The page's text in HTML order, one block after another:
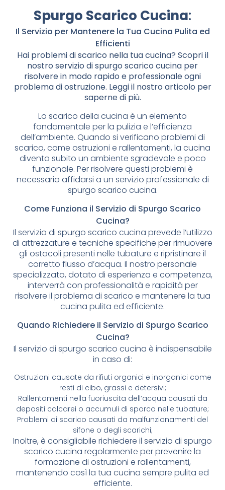
Spurgo Scarico Cucina:
Il Servizio per Mantenere la Tua Cucina Pulita ed
Efficienti
Hai problemi di scarico nella tua cucina? Scopri il
nostro servizio di spurgo scarico cucina per
risolvere in modo rapido e professionale ogni
problema di ostruzione. Leggi il nostro articolo per
saperne di più.
Lo scarico della cucina è un elemento
fondamentale per la pulizia e l’efficienza
dell’ambiente. Quando si verificano problemi di
scarico, come ostruzioni e rallentamenti, la cucina
diventa subito un ambiente sgradevole e poco
funzionale. Per risolvere questi problemi è
necessario affidarsi a un servizio professionale di
spurgo scarico cucina.
Come Funziona il Servizio di Spurgo Scarico
Cucina?
Il servizio di spurgo scarico cucina prevede l’utilizzo
di attrezzature e tecniche specifiche per rimuovere
gli ostacoli presenti nelle tubature e ripristinare il
corretto flusso d’acqua. Il nostro personale
specializzato, dotato di esperienza e competenza,
interverrà con professionalità e rapidità per
risolvere il problema di scarico e mantenere la tua
cucina pulita ed efficiente.
Quando Richiedere il Servizio di Spurgo Scarico
Cucina?
Il servizio di spurgo scarico cucina è indispensabile
in caso di:
Ostruzioni causate da rifiuti organici e inorganici come
resti di cibo, grassi e detersivi;
Rallentamenti nella fuoriuscita dell’acqua causati da
depositi calcarei o accumuli di sporco nelle tubature;
Problemi di scarico causati da malfunzionamenti del
sifone o degli scarichi;
Inoltre, è consigliabile richiedere il servizio di spurgo
scarico cucina regolarmente per prevenire la
formazione di ostruzioni e rallentamenti,
mantenendo così la tua cucina sempre pulita ed
efficiente.